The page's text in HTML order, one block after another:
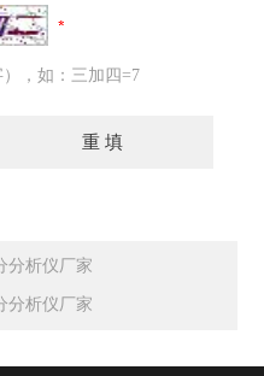
，如：三加四=7
分析仪厂家
分析仪厂家